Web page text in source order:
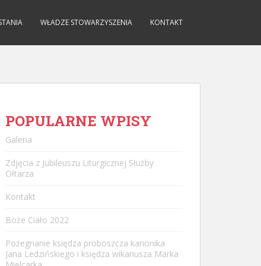
WŁADZE STOWARZYSZENIA KONTAKT
POPULARNE WPISY
Galeria
Zdjęcia z Jubileuszu Liturgicznej Służby
Ołtarza
Kontakt
Boże Ciało 2022
Pożegnanie księdza proboszcza kanonika
Jana Ledzińskiego i księdza wikariusza Marka